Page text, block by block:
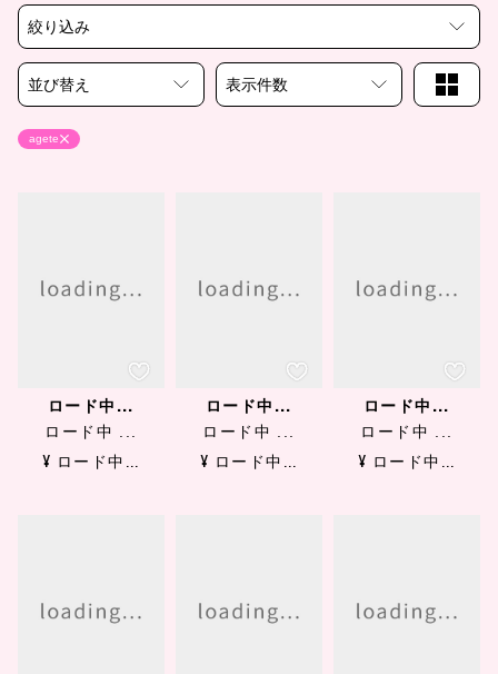
絞り込み
並び替え 表示件数
agete
ロード中...
ロード中 ...
¥ ロード中...
ロード中...
ロード中 ...
¥ ロード中...
ロード中...
ロード中 ...
¥ ロード中...